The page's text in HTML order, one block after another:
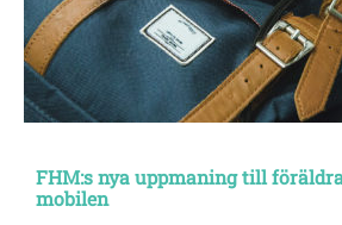
FHM:s nya uppmaning till
mobilen